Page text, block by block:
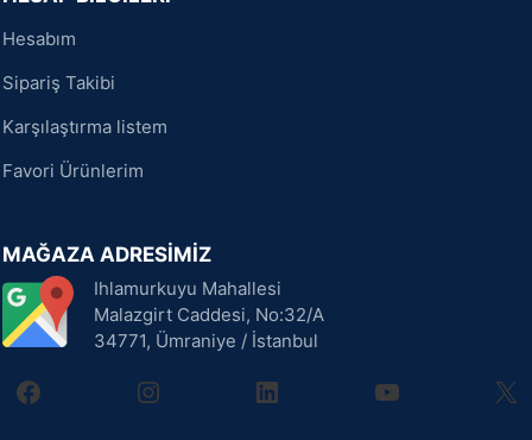
Hesabım
Sipariş Takibi
Karşılaştırma listem
Favori Ürünlerim
MAĞAZA ADRESİMİZ
Ihlamurkuyu Mahallesi
Malazgirt Caddesi, No:32/A
34771, Ümraniye / İstanbul
facebookinstagramlinkedin youtube X